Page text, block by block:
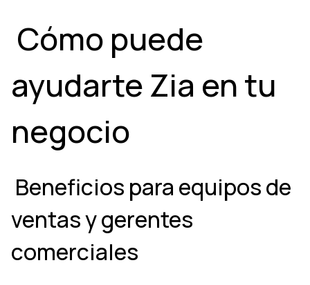
Cómo puede
ayudarte Zia en tu
negocio
Beneficios para equipos de
ventas y gerentes
comerciales